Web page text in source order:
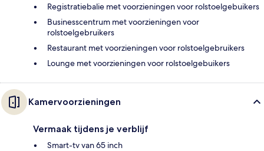
Registratiebalie met voorzieningen voor rolstoelgebuikers
Businesscentrum met voorzieningen voor
rolstoelgebruikers
Restaurant met voorzieningen voor rolstoelgebruikers
Lounge met voorzieningen voor rolstoelgebuikers
Kamervoorzieningen
Vermaak tijdens je verblijf
Smart-tv van 65 inch